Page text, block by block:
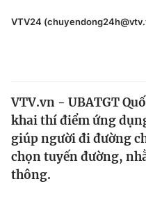
Y tế
Thế giới
Tin tức
Văn hóa - Giải trí
Giáo dục
VTV24
VTV.vn - UBATGT
khai thí điểm ứng
giúp người đi đường
chọn tuyến đường,
thông.